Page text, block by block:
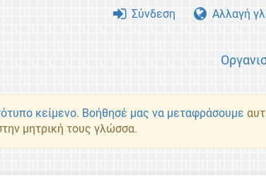
Σύνδεση Αλλαγή
κείμενο. Βοήθησέ μας να μεταφράσουμε
μητρική τους γλώσσα.